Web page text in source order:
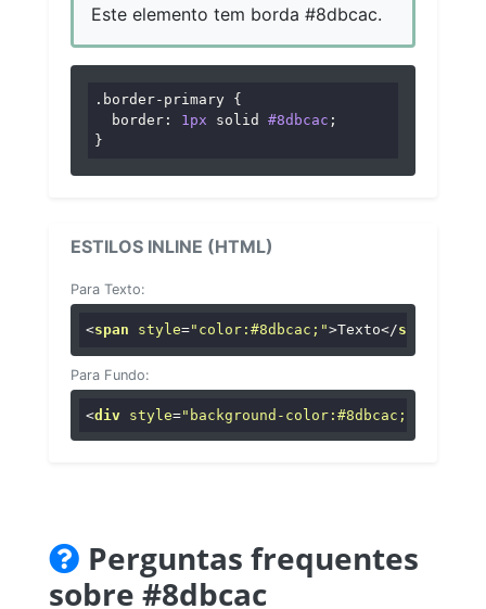
Este elemento tem borda #8dbcac.
.border-primary {
border : 1px solid #8dbcac ;
}
ESTILOS INLINE (HTML)
Para Texto:
<span style="color:#8dbcac;">Texto</span
Para Fundo:
<div style="background-color:#8dbcac;"
Perguntas frequentes
sobre #8dbcac